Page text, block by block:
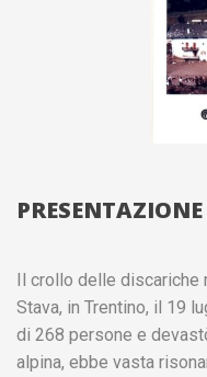
PRESENTAZIONE
Il crollo delle
Stava, in Trentino, il 19
di 268 persone e
alpina, ebbe vasta